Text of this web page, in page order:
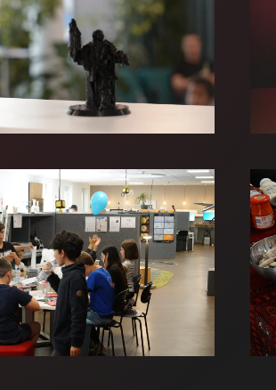
GROSS
GROSS